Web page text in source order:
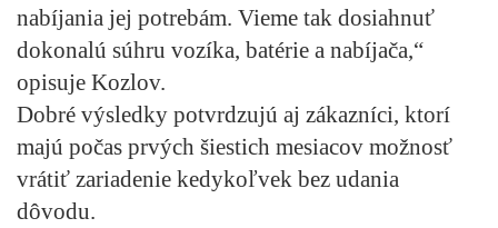
nabíjania jej potrebám. Vieme tak dosiahnuť
dokonalú súhru vozíka, batérie a nabíjača,“
opisuje Kozlov.
Dobré výsledky potvrdzujú aj zákazníci, ktorí
majú počas prvých šiestich mesiacov možnosť
vrátiť zariadenie kedykoľvek bez udania
dôvodu.